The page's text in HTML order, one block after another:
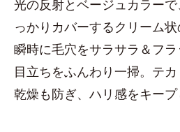
光の反射とベージュカラー
っかりカバーするクリーム状
瞬時に毛穴をサラサラ＆フ
目立ちをふんわり一掃。テ
乾燥も防ぎ、ハリ感をキープ